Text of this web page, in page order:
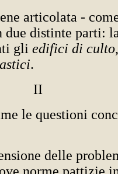
articolata -
distinte parti:
gli edifici di culto
.
II
le questioni
delle